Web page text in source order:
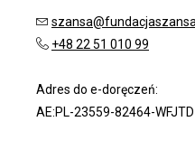
+48 22 51 010 99
Adres do e-doręczeń:
AE:PL-23559-82464-